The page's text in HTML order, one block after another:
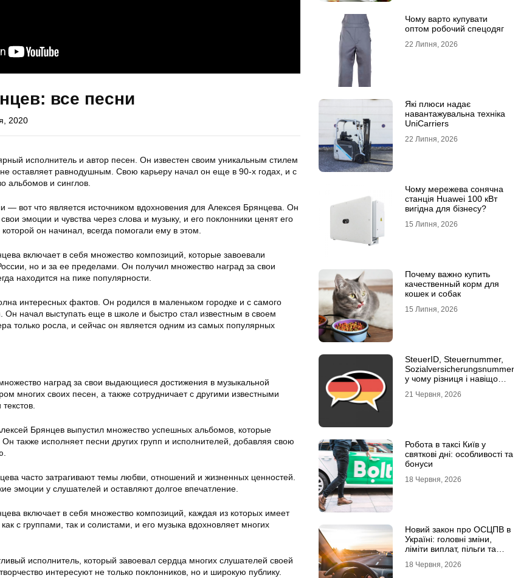
все песни
2020
исполнитель и автор песен. Он известен своим уникальным стилем
оставляет равнодушным. Свою карьеру начал он еще в 90-х годах, и с
альбомов и синглов.
— вот что является источником вдохновения для Алексея Брянцева. Он
эмоции и чувства через слова и музыку, и его поклонники ценят его
которой он начинал, всегда помогали ему в этом.
включает в себя множество композиций, которые завоевали
но и за ее пределами. Он получил множество наград за свои
находится на пике популярности.
интересных фактов. Он родился в маленьком городке и с самого
Он начал выступать еще в школе и быстро стал известным в своем
только росла, и сейчас он является одним из самых популярных
наград за свои выдающиеся достижения в музыкальной
многих своих песен, а также сотрудничает с другими известными
Брянцев выпустил множество успешных альбомов, которые
также исполняет песни других групп и исполнителей, добавляя свою
часто затрагивают темы любви, отношений и жизненных ценностей.
эмоции у слушателей и оставляют долгое впечатление.
включает в себя множество композиций, каждая из которых имеет
с группами, так и солистами, и его музыка вдохновляет многих
исполнитель, который завоевал сердца многих слушателей своей
интересуют не только поклонников, но и широкую публику.
Чому варто купувати
оптом робочий спецодяг
22 Липня, 2026
Які плюси надає
навантажувальна техніка
UniCarriers
22 Липня, 2026
Чому мережева сонячна
станція Huawei 100 кВт
вигідна для бізнесу?
15 Липня, 2026
Почему важно купить
качественный корм для
кошек и собак
15 Липня, 2026
SteuerID, Steuernummer,
Sozialversicherungsnummer:
у чому різниця і навіщо
21 Червня, 2026
Робота в таксі Київ у
святкові дні: особливості та
бонуси
18 Червня, 2026
Новий закон про ОСЦПВ в
Україні: головні зміни,
ліміти виплат, пільги та
18 Червня, 2026